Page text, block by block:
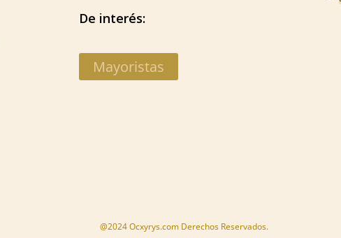
De interés:
Mayoristas
@2024 Ocxyrys.com Derechos Reservados.